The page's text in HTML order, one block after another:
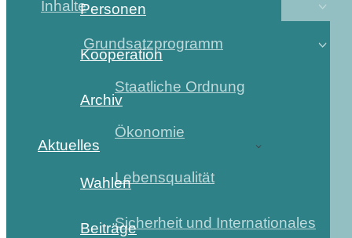
Inhalte
Grundsatzprogramm
Staatliche Ordnung
Ökonomie
Lebensqualität
Sicherheit und Internationales
Personen
Kooperation
Archiv
Aktuelles
Wahlen
Beiträge